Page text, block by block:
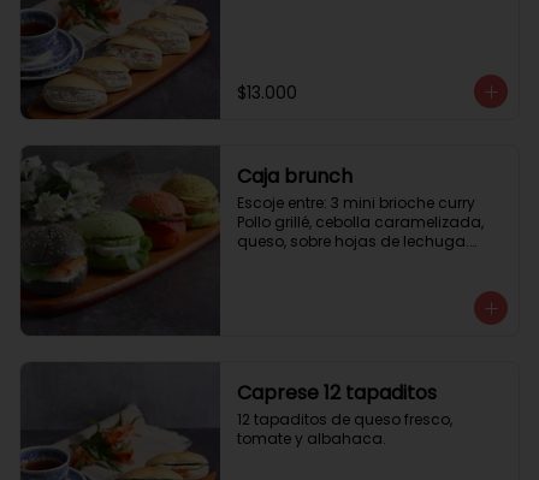
$13.000
Caja brunch
Escoje entre: 3 mini brioche curry
Pollo grillé, cebolla caramelizada,
queso, sobre hojas de lechuga.
hojas de rúcula
Caprese 12 tapaditos
12 tapaditos de queso fresco,
tomate y albahaca.